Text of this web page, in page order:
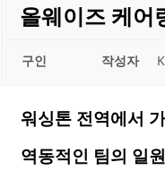
올웨이즈 케어
구인 작성자
워싱톤 전역에서
역동적인 팀의 일